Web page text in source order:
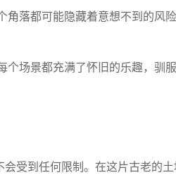
角落都可能隐藏着意想不到的风
个场景都充满了怀旧的乐趣，驯
会受到任何限制。在这片古老的